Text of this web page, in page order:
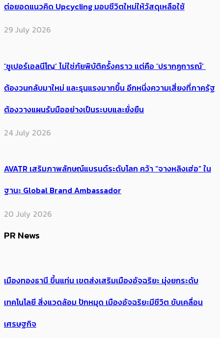
ต่อยอดแนวคิด Upcycling มอบชีวิตใหม่ให้วัสดุเหลือใช้
29 July 2026
‘ซูเปอร์เอลนีโญ’ ไม่ใช่ภัยพิบัติครั้งคราว แต่คือ ‘ปรากฏการณ์’ ​
ต้อง​วนกลับมาใหม่ และรุนแรงมากขึ้น อีกหนึ่งความเสี่ยงที่ภาครัฐ
ต้องวางแผนรับมืออย่างเป็นระบบและยั่งยืน
24 July 2026
AVATR เสริมภาพลักษณ์แบรนด์ระดับโลก คว้า “จางหลิงเฮ่อ” ใน
ฐานะ Global Brand Ambassador
20 July 2026
PR News
เมืองทองธานี ขึ้นแท่น เขตส่งเสริมเมืองอัจฉริยะ มุ่งยกระดับ
เทคโนโลยี สิ่งแวดล้อม ปักหมุด เมืองอัจฉริยะมีชีวิต ขับเคลื่อน
เศรษฐกิจ